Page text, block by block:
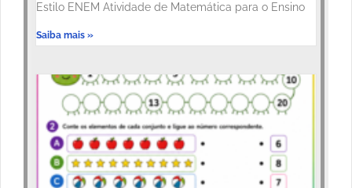
Estilo ENEM Atividade de Matemática para o Ensino
Saiba mais »